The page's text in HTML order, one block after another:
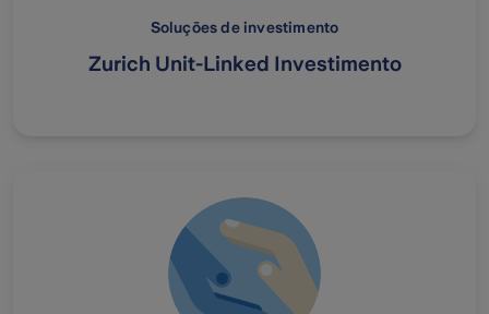
Soluções de investimento
Zurich Unit-Linked Investimento